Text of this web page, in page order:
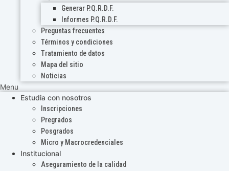
Generar P.Q.R.D.F.
Informes P.Q.R.D.F.
Preguntas frecuentes
Términos y condiciones
Tratamiento de datos
Mapa del sitio
Noticias
Menu
Estudia con nosotros
Inscripciones
Pregrados
Posgrados
Micro y Macrocredenciales
Institucional
Aseguramiento de la calidad